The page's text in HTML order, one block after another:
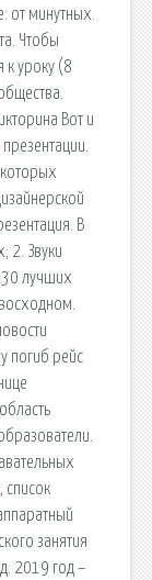
от минутных.
Чтобы
к уроку (8
Вот и
которых
В
2. Звуки
лучших
погиб рейс
список
занятия
2019 год –